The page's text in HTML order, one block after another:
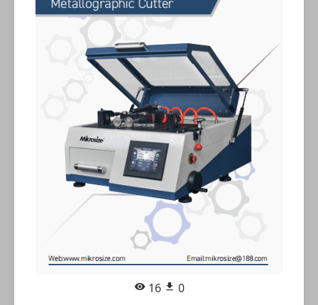
16 0